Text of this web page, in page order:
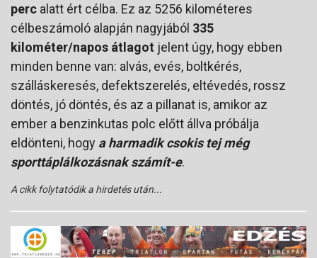
perc alatt ért célba. Ez az 5256 kilométeres
célbeszámoló alapján nagyjából 335
kilométer/napos átlagot jelent úgy, hogy ebben
minden benne van: alvás, evés, boltkérés,
szálláskeresés, defektszerelés, eltévedés, rossz
döntés, jó döntés, és az a pillanat is, amikor az
ember a benzinkutas polc előtt állva próbálja
eldönteni, hogy a harmadik csokis tej még
sporttáplálkozásnak számít-e.
A cikk folytatódik a hirdetés után...